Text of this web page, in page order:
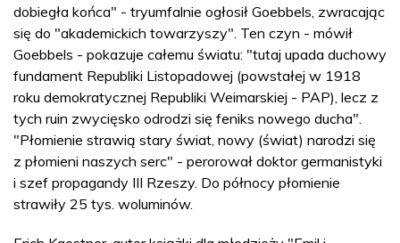
dobiegła końca" - tryumfalnie ogłosił Goebbels, zwracając
się do "akademickich towarzyszy". Ten czyn - mówił
Goebbels - pokazuje całemu światu: "tutaj upada duchowy
fundament Republiki Listopadowej (powstałej w 1918
roku demokratycznej Republiki Weimarskiej - PAP), lecz z
tych ruin zwycięsko odrodzi się feniks nowego ducha".
"Płomienie strawią stary świat, nowy (świat) narodzi się
z płomieni naszych serc" - perorował doktor germanistyki
i szef propagandy III Rzeszy. Do północy płomienie
strawiły 25 tys. woluminów.